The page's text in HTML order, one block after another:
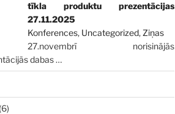
tīkla produktu prezentācijas
27.11.2025
Konferences, Uncategorized, Ziņas
27.novembrī norisinājās
dabas…